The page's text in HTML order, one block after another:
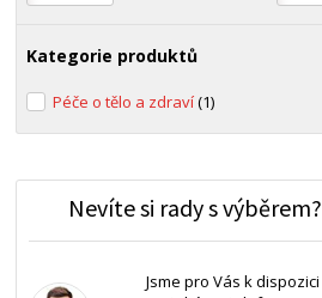
Kategorie produktů
Péče o tělo a zdraví(1)
Nevíte si rady s výběrem?
Jsme pro Vás k dispozici